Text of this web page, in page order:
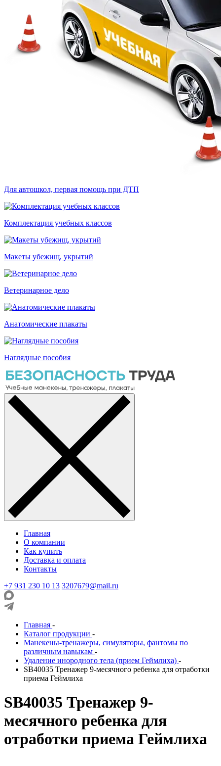
Для автошкол, первая помощь при ДТП
Комплектация учебных классов
Макеты убежищ, укрытий
Ветеринарное дело
Анатомические плакаты
Наглядные пособия
Главная
О компании
Как купить
Доставка и оплата
Контакты
+7 931 230 10 13 3207679@mail.ru
Главная -
Каталог продукции -
Манекены-тренажеры, симуляторы, фантомы по
различным навыкам -
Удаление инородного тела (прием Геймлиха) -
SB40035 Тренажер 9-месячного ребенка для отработки
приема Геймлиха
SB40035 Тренажер 9-
месячного ребенка для
отработки приема Геймлиха